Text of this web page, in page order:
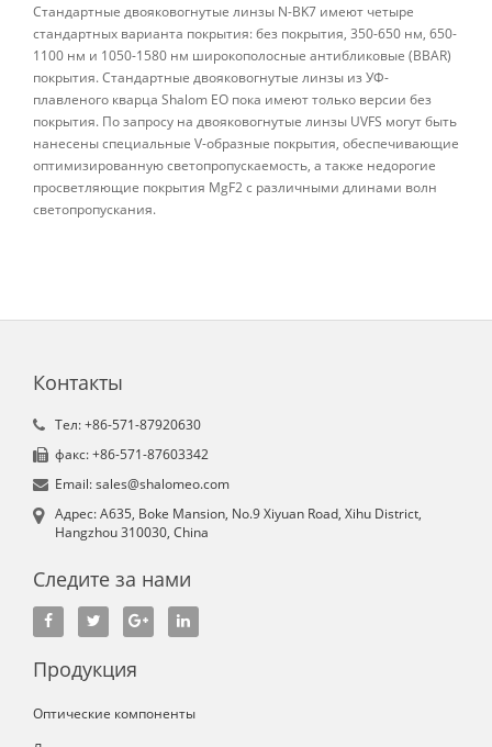
Стандартные двояковогнутые линзы N-BK7 имеют четыре
стандартных варианта покрытия: без покрытия, 350-650 нм, 650-
1100 нм и 1050-1580 нм широкополосные антибликовые (BBAR)
покрытия. Стандартные двояковогнутые линзы из УФ-
плавленого кварца Shalom EO пока имеют только версии без
покрытия. По запросу на двояковогнутые линзы UVFS могут быть
нанесены специальные V-образные покрытия, обеспечивающие
оптимизированную светопропускаемость, а также недорогие
просветляющие покрытия MgF2 с различными длинами волн
светопропускания.
Контакты
Tел: +86-571-87920630
факс: +86-571-87603342
Email: sales@shalomeo.com
Aдрес: A635, Boke Mansion, No.9 Xiyuan Road, Xihu District,
Hangzhou 310030, China
Следите за нами
Продукция
Оптические компоненты